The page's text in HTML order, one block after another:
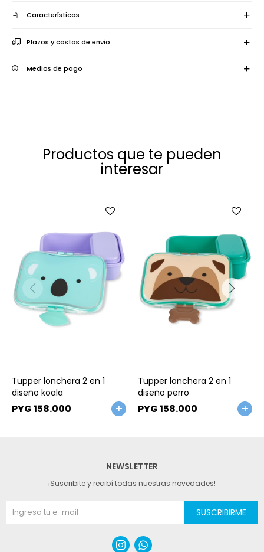
Características
Plazos y costos de envío
Medios de pago
Productos que te pueden
interesar
Tupper lonchera 2 en 1
diseño koala
PYG158.000
Tupper lonchera 2 en 1
diseño perro
PYG158.000
NEWSLETTER
¡Suscribite y recibí todas nuestras novedades!
SUSCRIBIRME
 